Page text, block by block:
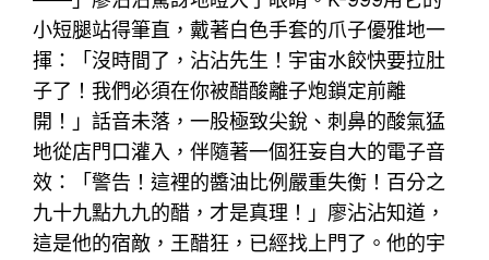
小短腿站得筆直，戴著白色手套的爪子優雅地一
揮：「沒時間了，沾沾先生！宇宙水餃快要拉肚
子了！我們必須在你被醋酸離子炮鎖定前離
開！」話音未落，一股極致尖銳、刺鼻的酸氣猛
地從店門口灌入，伴隨著一個狂妄自大的電子音
效：「警告！這裡的醬油比例嚴重失衡！百分之
九十九點九九的醋，才是真理！」廖沾沾知道，
這是他的宿敵，王醋狂，已經找上門了。他的宇